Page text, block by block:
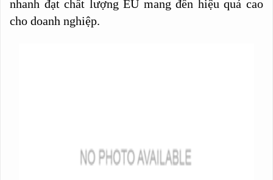
nhanh đạt chất lượng EU mang đến hiệu quả cao
cho doanh nghiệp.